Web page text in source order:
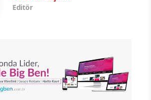
Editör